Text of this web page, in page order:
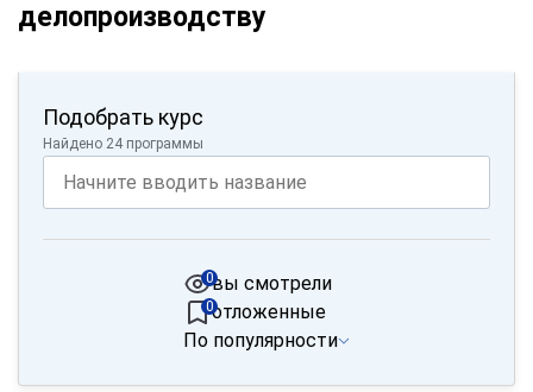
делопроизводству
Подобрать курс
Найдено 24 программы
вы смотрели
0
отложенные
0
По популярности